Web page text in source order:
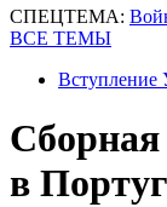
СПЕЦТЕМА:
ВСЕ ТЕМЫ
в